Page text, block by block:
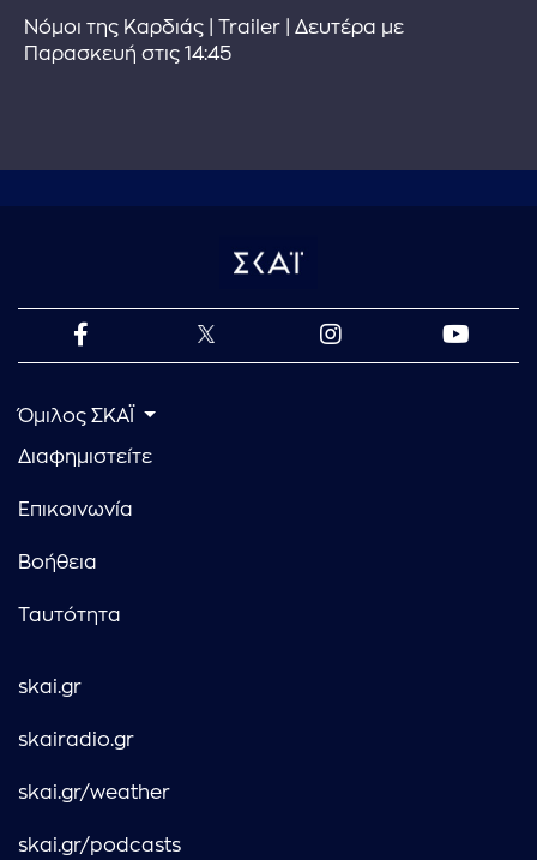
Νόμοι της Καρδιάς | Trailer | Δευτέρα με
Παρασκευή στις 14:45
Όμιλος ΣΚΑΪ
Διαφημιστείτε
Επικοινωνία
Βοήθεια
Ταυτότητα
skai.gr
skairadio.gr
skai.gr/weather
skai.gr/podcasts